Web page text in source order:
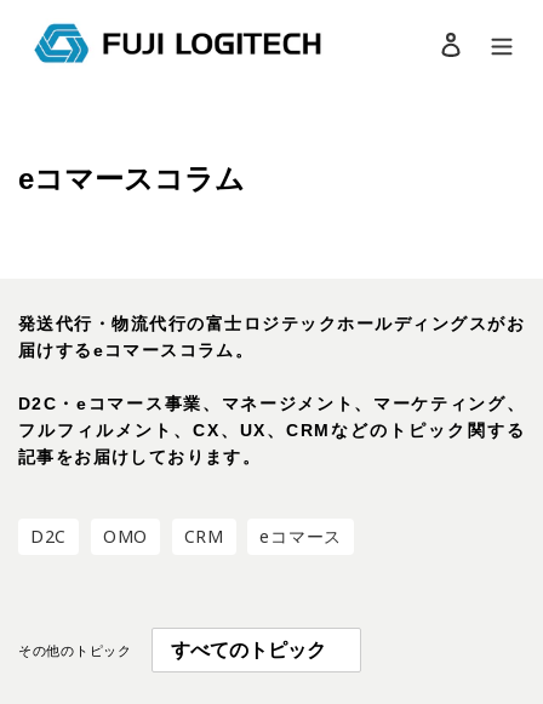
検索
ログイン
eコマースコラム
発送代行・物流代行の富士ロジテックホールディングスがお
届けするeコマースコラム。
D2C・eコマース事業、マネージメント、マーケティング、
フルフィルメント、CX、UX、CRMなどのトピック関する
記事をお届けしております。
D2C OMO CRM eコマース
その他のトピック